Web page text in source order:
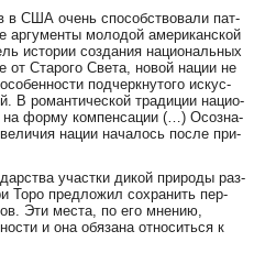
в США очень спо­со­б­ство­ва­ли пат­
ар­гу­мен­ты мо­ло­дой аме­ри­ка­нс­кой
ис­то­рии соз­да­ния на­ци­о­наль­ных
Ста­ро­го Све­та, но­вой на­ции не
под­че­рк­ну­то­го ис­ку­с­
В ро­ман­ти­чес­кой тра­ди­ции на­ци­о­
на фор­му ком­пен­са­ции (…) Осоз­на­
на­ции на­ча­лось пос­ле при­
участ­ки ди­кой при­ро­ды раз­
То­ро пред­ло­жил сох­ра­нить пер­
Эти мес­та, по его мне­нию,
и она обя­за­на от­но­сить­ся к